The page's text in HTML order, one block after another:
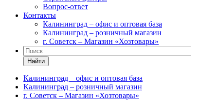
Вопрос-ответ
Контакты
Калининград – офис и оптовая база
Калининград – розничный магазин
г. Советск – Магазин «Хозтовары»
Найти
Калининград – офис и оптовая база
Калининград – розничный магазин
г. Советск – Магазин «Хозтовары»